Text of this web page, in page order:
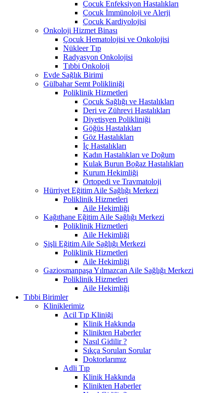
Çocuk Enfeksiyon Hastalıkları
Çocuk İmmünoloji ve Alerji
Çocuk Kardiyolojisi
Onkoloji Hizmet Binası
Çocuk Hematolojisi ve Onkolojisi
Nükleer Tıp
Radyasyon Onkolojisi
Tıbbi Onkoloji
Evde Sağlık Birimi
Gülbahar Semt Polikliniği
Poliklinik Hizmetleri
Çocuk Sağlığı ve Hastalıkları
Deri ve Zührevi Hastalıkları
Diyetisyen Polikliniği
Göğüs Hastalıkları
Göz Hastalıkları
İç Hastalıkları
Kadın Hastalıkları ve Doğum
Kulak Burun Boğaz Hastalıkları
Kurum Hekimliği
Ortopedi ve Travmatoloji
Hürriyet Eğitim Aile Sağlığı Merkezi
Poliklinik Hizmetleri
Aile Hekimliği
Kağıthane Eğitim Aile Sağlığı Merkezi
Poliklinik Hizmetleri
Aile Hekimliği
Şişli Eğitim Aile Sağlığı Merkezi
Poliklinik Hizmetleri
Aile Hekimliği
Gaziosmanpaşa Yılmazcan Aile Sağlığı Merkezi
Poliklinik Hizmetleri
Aile Hekimliği
Tıbbi Birimler
Kliniklerimiz
Acil Tıp Kliniği
Klinik Hakkında
Klinikten Haberler
Nasıl Gidilir ?
Sıkça Sorulan Sorular
Doktorlarımız
Adli Tıp
Klinik Hakkında
Klinikten Haberler